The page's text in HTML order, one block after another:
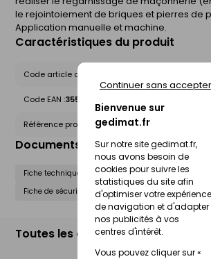
Bienvenue sur
gedimat.fr
Sur notre site gedimat.fr,
nous avons besoin de
cookies pour suivre les
statistiques du site afin
d'optimiser votre expérience
de navigation et d'adapter
nos publicités à vos
centres d'intérêt.
Vous pouvez cliquer sur «
Continuer sans accepter
le rejointoiement de briques et pierres de
Application manuelle et machine.
Caractéristiques du produit
Code article chez le fournisseur :
Code EAN :3555432189016
Référence produit nationale Gedimat :
Documents liés
Fiche technique
Déclaration de performance
Fiche de sécurité (FdS)
Toutes les déclinaisons